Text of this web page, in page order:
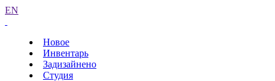
EN
Новое
Инвентарь
Задизайнено
Студия